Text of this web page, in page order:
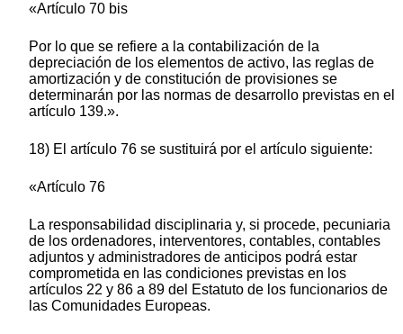
«Artículo 70 bis
Por lo que se refiere a la contabilización de la
depreciación de los elementos de activo, las reglas de
amortización y de constitución de provisiones se
determinarán por las normas de desarrollo previstas en el
artículo 139.».
18) El artículo 76 se sustituirá por el artículo siguiente:
«Artículo 76
La responsabilidad disciplinaria y, si procede, pecuniaria
de los ordenadores, interventores, contables, contables
adjuntos y administradores de anticipos podrá estar
comprometida en las condiciones previstas en los
artículos 22 y 86 a 89 del Estatuto de los funcionarios de
las Comunidades Europeas.